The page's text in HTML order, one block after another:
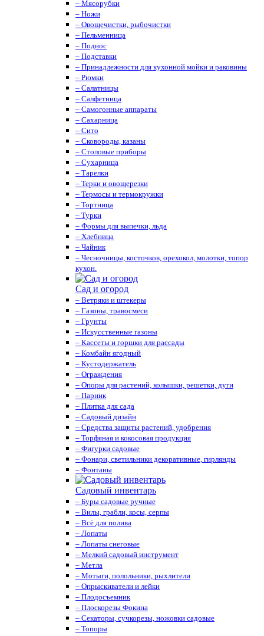
– Мясорубки
– Ножи
– Овощечистки, рыбочистки
– Пельменница
– Поднос
– Подставки
– Принадлежности для кухонной мойки и раковины
– Рюмки
– Салатницы
– Салфетница
– Самогонные аппараты
– Сахарница
– Сито
– Сковороды, казаны
– Столовые приборы
– Сухарница
– Тарелки
– Терки и овощерезки
– Термосы и термокружки
– Тортница
– Турки
– Формы для выпечки, льда
– Хлебница
– Чайник
– Чесночницы, косточков, орехокол, молотки, топор
кухон.
Сад и огород
– Ветряки и штекеры
– Газоны, травосмеси
– Грунты
– Искусственные газоны
– Кассеты и горшки для рассады
– Комбайн ягодный
– Кустодержатель
– Ограждения
– Опоры для растений, колышки, решетки, дуги
– Парник
– Плитка для сада
– Садовый дизайн
– Средства защиты растений, удобрения
– Торфяная и кокосовая продукция
– Фигурки садовые
– Фонари, светильники декоративные, гирлянды
– Фонтаны
Садовый инвентарь
– Буры садовые ручные
– Вилы, грабли, косы, серпы
– Всё для полива
– Лопаты
– Лопаты снеговые
– Мелкий садовый инструмент
– Метла
– Мотыги, полольники, рыхлители
– Опрыскиватели и лейки
– Плодосъемник
– Плоскорезы Фокина
– Секаторы, сучкорезы, ножовки садовые
– Топоры